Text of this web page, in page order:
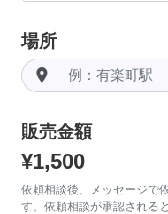
場所
room
販売金額
¥1,500
依頼相談後、メッセージで
す。依頼相談が承認される